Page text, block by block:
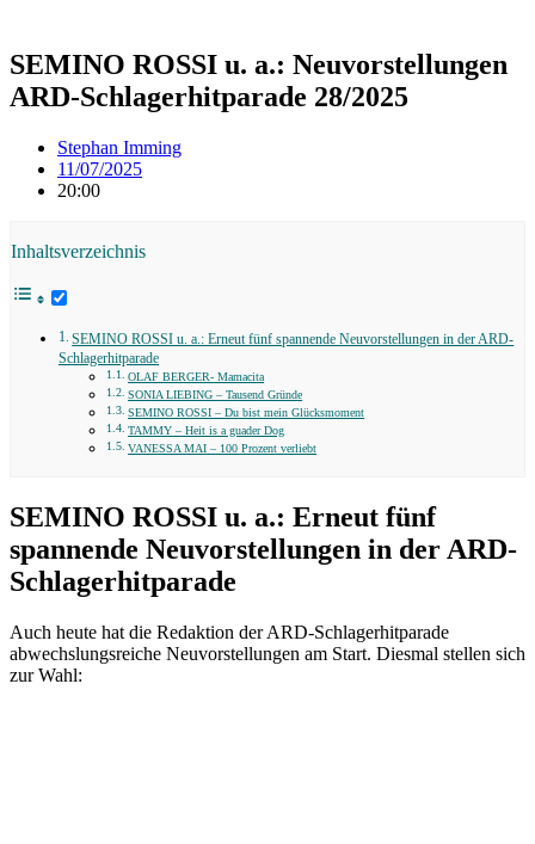
SEMINO ROSSI u. a.: Neuvorstellungen
ARD-Schlagerhitparade 28/2025
Stephan Imming
11/07/2025
20:00
Inhaltsverzeichnis
SEMINO ROSSI u. a.: Erneut fünf spannende Neuvorstellungen in der ARD-
Schlagerhitparade
OLAF BERGER- Mamacita
SONIA LIEBING – Tausend Gründe
SEMINO ROSSI – Du bist mein Glücksmoment
TAMMY – Heit is a guader Dog
VANESSA MAI – 100 Prozent verliebt
SEMINO ROSSI u. a.: Erneut fünf
spannende Neuvorstellungen in der ARD-
Schlagerhitparade
Auch heute hat die Redaktion der ARD-Schlagerhitparade
abwechslungsreiche Neuvorstellungen am Start. Diesmal stellen sich
zur Wahl: